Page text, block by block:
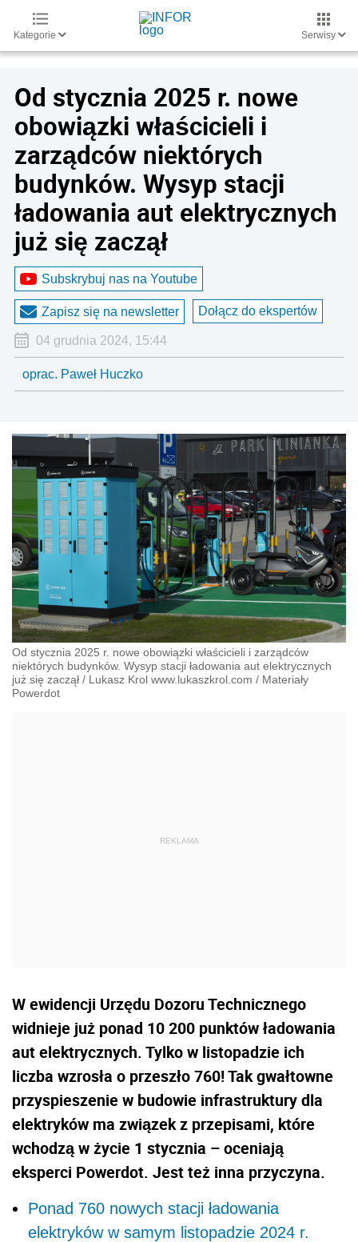
Kategorie Serwisy
Od stycznia 2025 r. nowe
obowiązki właścicieli i
zarządców niektórych
budynków. Wysyp stacji
ładowania aut elektrycznych
już się zaczął
Subskrybuj nas na Youtube
Zapisz się na newsletter Dołącz do ekspertów
04 grudnia 2024, 15:44
oprac. Paweł Huczko
Od stycznia 2025 r. nowe obowiązki właścicieli i zarządców
niektórych budynków. Wysyp stacji ładowania aut elektrycznych
już się zaczął / Lukasz Krol www.lukaszkrol.com / Materiały
Powerdot
W ewidencji Urzędu Dozoru Technicznego
widnieje już ponad 10 200 punktów ładowania
aut elektrycznych. Tylko w listopadzie ich
liczba wzrosła o przeszło 760! Tak gwałtowne
przyspieszenie w budowie infrastruktury dla
elektryków ma związek z przepisami, które
wchodzą w życie 1 stycznia – oceniają
eksperci Powerdot. Jest też inna przyczyna.
Ponad 760 nowych stacji ładowania
elektryków w samym listopadzie 2024 r.